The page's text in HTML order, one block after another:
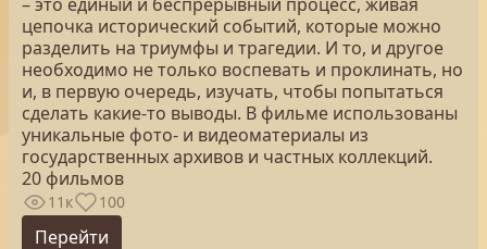
цепочка исторический событий, которые можно
разделить на триумфы и трагедии. И то, и другое
необходимо не только воспевать и проклинать, но
и, в первую очередь, изучать, чтобы попытаться
сделать какие-то выводы. В фильме использованы
уникальные фото- и видеоматериалы из
государственных архивов и частных коллекций.
20 фильмов
11к 100
Перейти